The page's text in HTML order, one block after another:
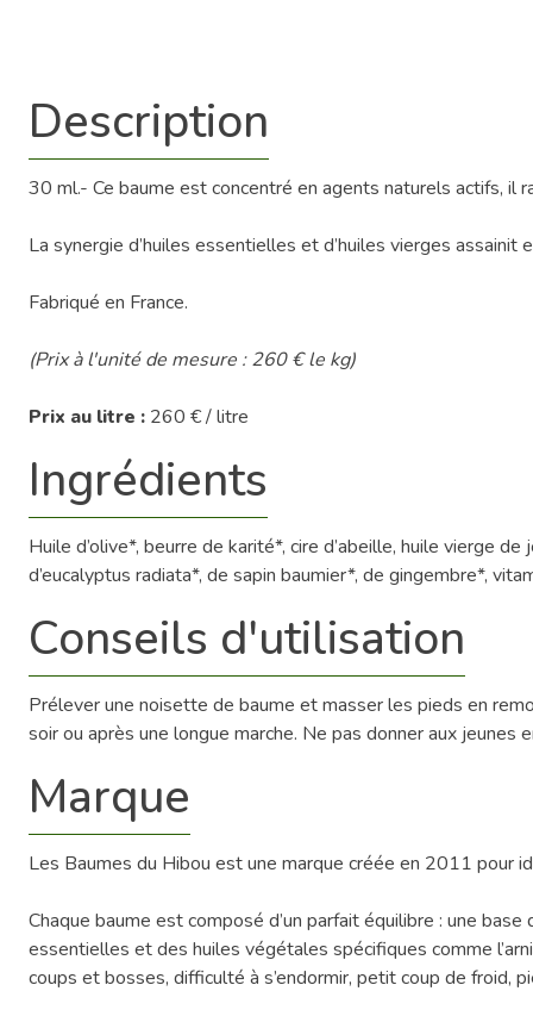
Description
30 ml.- Ce baume est concentré en agents naturels actifs, il
La synergie d’huiles essentielles et d’huiles vierges
Fabriqué en France.
(Prix à l'unité de mesure : 260 € le kg)
Prix au litre : 260 € / litre
Ingrédients
Huile d’olive*, beurre de karité*, cire d’abeille, huile vierge
d’eucalyptus radiata*, de sapin baumier*, de gingembre*,
Conseils d'utilisation
Prélever une noisette de baume et masser les pieds en
soir ou après une longue marche. Ne pas donner aux jeunes
Marque
Les Baumes du Hibou est une marque créée en 2011 pour
Chaque baume est composé d’un parfait équilibre : une
essentielles et des huiles végétales spécifiques comme
coups et bosses, difficulté à s’endormir, petit coup de froid,